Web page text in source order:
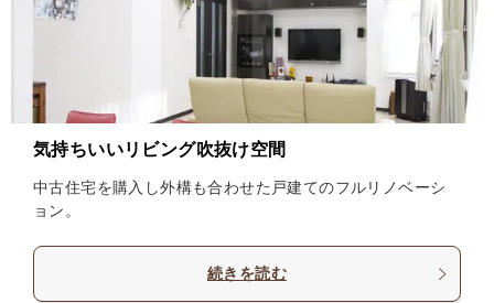
気持ちいいリビング吹抜け空間
中古住宅を購入し外構も合わせた戸建てのフルリノベーシ
ョン。
続きを読む